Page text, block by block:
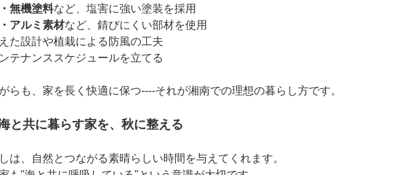
無機塗料など、塩害に強い塗装を採用
アルミ素材など、錆びにくい部材を使用
た設計や植栽による防風の工夫
テナンススケジュールを立てる
らも、家を長く快適に保つ----それが湘南での理想の暮らし方です。
と共に暮らす家を、秋に整える
は、自然とつながる素晴らしい時間を与えてくれます。